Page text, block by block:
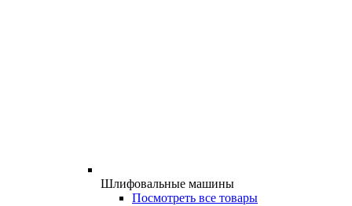
Шлифовальные машины
Посмотреть все товары